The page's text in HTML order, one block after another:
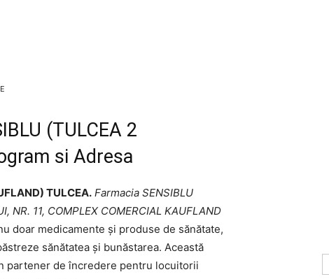
(TULCEA 2
si Adresa
TULCEA. Farmacia SENSIBLU
NR. 11, COMPLEX COMERCIAL KAUFLAND
doar medicamente și produse de sănătate,
sănătatea și bunăstarea. Această
partener de încredere pentru locuitorii